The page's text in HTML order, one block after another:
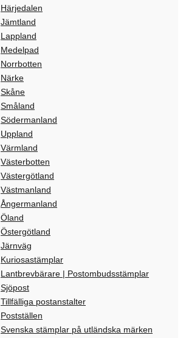
Härjedalen
Jämtland
Lappland
Medelpad
Norrbotten
Närke
Skåne
Småland
Södermanland
Uppland
Värmland
Västerbotten
Västergötland
Västmanland
Ångermanland
Öland
Östergötland
Järnväg
Kuriosastämplar
Lantbrevbärare | Postombudsstämplar
Sjöpost
Tillfälliga postanstalter
Postställen
Svenska stämplar på utländska märken